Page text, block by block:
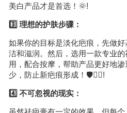
美白产品才是首选！🌞!
3️⃣ 理想的护肤步骤：
如果你的目标是淡化疤痕，先做
洁和滋润。然后，选用一款专业
用，配合按摩，帮助产品更好地
少，防止新疤痕形成！🛡️💆‍♀️!
4️⃣ 不可忽视的现实：